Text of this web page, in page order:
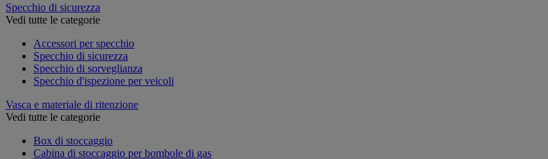
Specchio di sicurezza
Vedi tutte le categorie
Accessori per specchio
Specchio di sicurezza
Specchio di sorveglianza
Specchio d'ispezione per veicoli
Vasca e materiale di ritenzione
Vedi tutte le categorie
Box di stoccaggio
Cabina di stoccaggio per bombole di gas